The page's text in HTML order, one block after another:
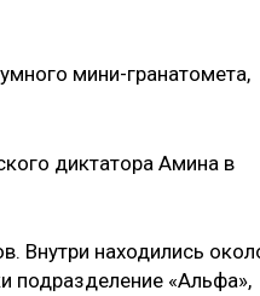
мини-гранатомета,
диктатора Амина в
Внутри находились
подразделение «Альфа»,